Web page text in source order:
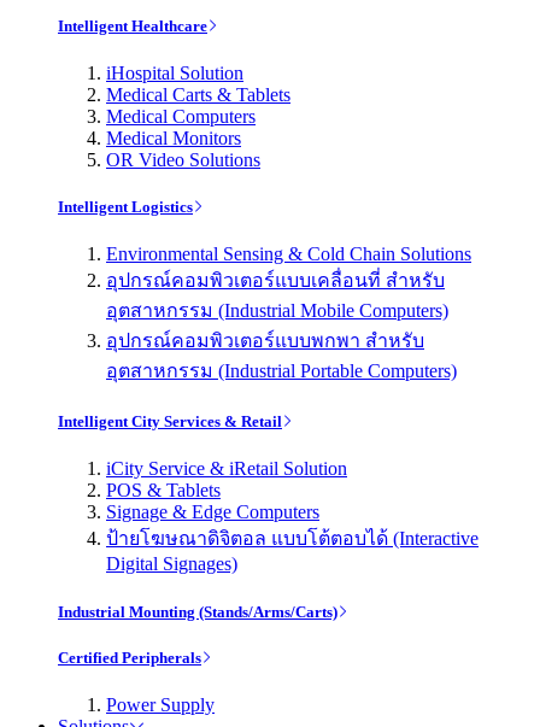
Intelligent Healthcare
iHospital Solution
Medical Carts & Tablets
Medical Computers
Medical Monitors
OR Video Solutions
Intelligent Logistics
Environmental Sensing & Cold Chain Solutions
อุปกรณ์คอมพิวเตอร์แบบเคลื่อนที่ สำหรับ
อุตสาหกรรม (Industrial Mobile Computers)
อุปกรณ์คอมพิวเตอร์แบบพกพา สำหรับ
อุตสาหกรรม (Industrial Portable Computers)
Intelligent City Services & Retail
iCity Service & iRetail Solution
POS & Tablets
Signage & Edge Computers
ป้ายโฆษณาดิจิตอล แบบโต้ตอบได้ (Interactive
Digital Signages)
Industrial Mounting (Stands/Arms/Carts)
Certified Peripherals
Power Supply